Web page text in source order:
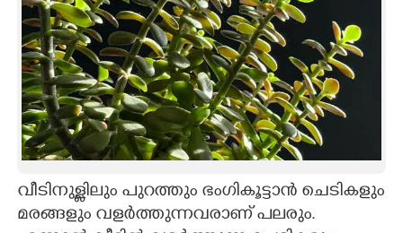
SPIRITUAL
INFO+
ART
ASTRO
CARTOONS
വീടിനുള്ളിലും പുറത്തും ഭംഗികൂട്ടാൻ ചെടികളും
മരങ്ങളും വളർത്തുന്നവരാണ് പലരും.